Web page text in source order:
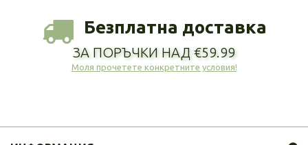
Безплатна доставка
ЗА ПОРЪЧКИ НАД €59.99
Моля прочетете конкретните условия!